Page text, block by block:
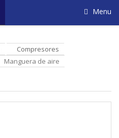
Menu
Compresores
Manguera de aire